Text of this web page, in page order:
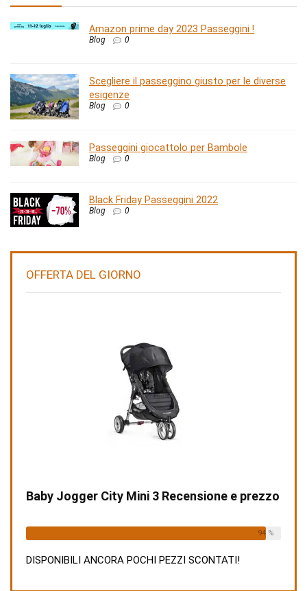
Amazon prime day 2023 Passeggini !
Blog 0
Scegliere il passeggino giusto per le diverse
esigenze
Blog 0
Passeggini giocattolo per Bambole
Blog 0
Black Friday Passeggini 2022
Blog 0
OFFERTA DEL GIORNO
Baby Jogger City Mini 3 Recensione e prezzo
Available:16
94 %
DISPONIBILI ANCORA POCHI PEZZI SCONTATI!